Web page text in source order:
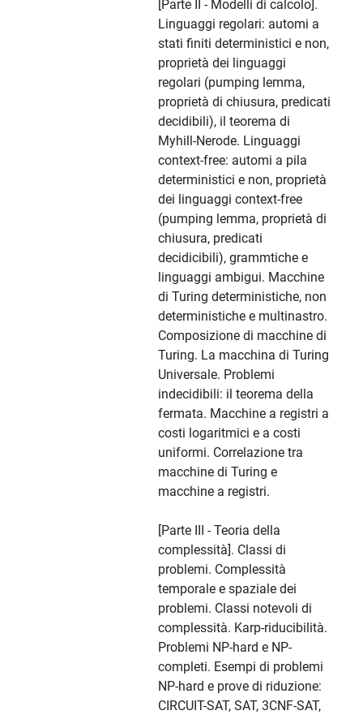
[Parte II - Modelli di calcolo].
Linguaggi regolari: automi a
stati finiti deterministici e non,
proprietà dei linguaggi
regolari (pumping lemma,
proprietà di chiusura, predicati
decidibili), il teorema di
Myhill-Nerode. Linguaggi
context-free: automi a pila
deterministici e non, proprietà
dei linguaggi context-free
(pumping lemma, proprietà di
chiusura, predicati
decidicibili), grammtiche e
linguaggi ambigui. Macchine
di Turing deterministiche, non
deterministiche e multinastro.
Composizione di macchine di
Turing. La macchina di Turing
Universale. Problemi
indecidibili: il teorema della
fermata. Macchine a registri a
costi logaritmici e a costi
uniformi. Correlazione tra
macchine di Turing e
macchine a registri.
[Parte III - Teoria della
complessità]. Classi di
problemi. Complessità
temporale e spaziale dei
problemi. Classi notevoli di
complessità. Karp-riducibilità.
Problemi NP-hard e NP-
completi. Esempi di problemi
NP-hard e prove di riduzione:
CIRCUIT-SAT, SAT, 3CNF-SAT,